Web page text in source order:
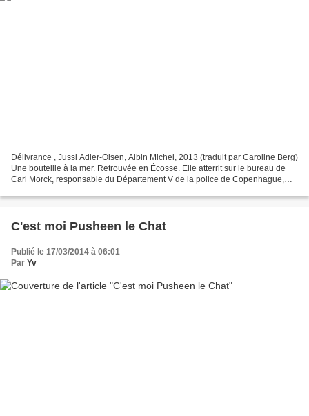
Délivrance , Jussi Adler-Olsen, Albin Michel, 2013 (traduit par Caroline Berg)
Une bouteille à la mer. Retrouvée en Écosse. Elle atterrit sur le bureau de
Carl Morck, responsable du Département V de la police de Copenhague,
C'est moi Pusheen le Chat
Publié le 17/03/2014 à 06:01
Par Yv